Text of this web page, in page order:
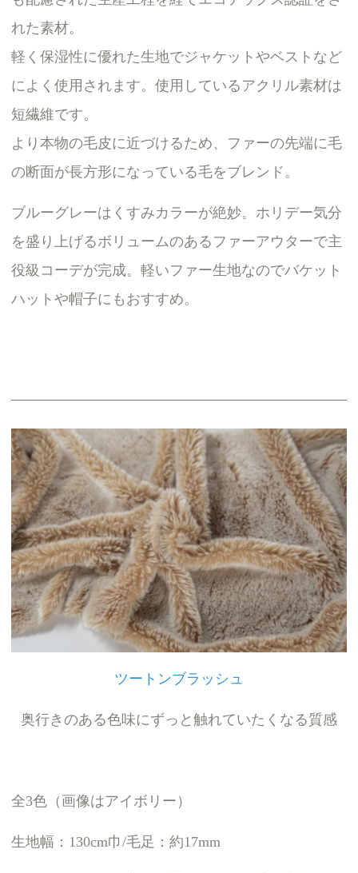
れた素材。
軽く保湿性に優れた生地でジャケットやベストなど
によく使用されます。使用しているアクリル素材は
短繊維です。
より本物の毛皮に近づけるため、ファーの先端に毛
の断面が長方形になっている毛をブレンド。
ブルーグレーはくすみカラーが絶妙。ホリデー気分
を盛り上げるボリュームのあるファーアウターで主
役級コーデが完成。軽いファー生地なのでバケット
ハットや帽子にもおすすめ。
ツートンブラッシュ
奥行きのある色味にずっと触れていたくなる質感
全3色（画像はアイボリー）
生地幅：130cm巾/毛足：約17mm